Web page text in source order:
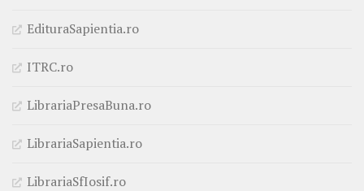
EdituraSapientia.ro
ITRC.ro
LibrariaPresaBuna.ro
LibrariaSapientia.ro
LibrariaSfIosif.ro